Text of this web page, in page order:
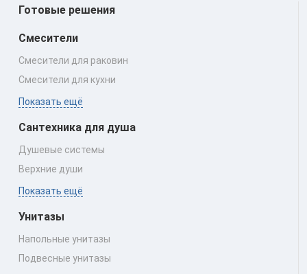
Готовые решения
Смесители
Смесители для раковин
Смесители для кухни
Показать ещё
Сантехника для душа
Душевые системы
Верхние души
Показать ещё
Унитазы
Напольные унитазы
Подвесные унитазы